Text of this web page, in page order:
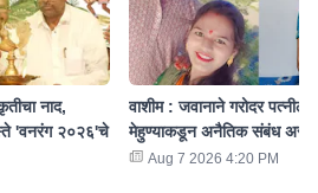
नाद,
'वनरंग २०२६'चे
वाशीम : जवानाने गरोदर
मेहुण्याकडून अनैतिक संबंध
Aug 7 2026 4:20 PM